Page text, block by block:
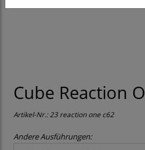
Cube Reaction
Artikel-Nr.:23 reaction one c62
Andere Ausführungen: